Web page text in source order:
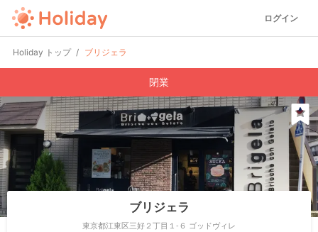
ログイン
Holiday トップ ブリジェラ
閉業
ブリジェラ
東京都江東区三好２丁目１-６ ゴッドヴィレ